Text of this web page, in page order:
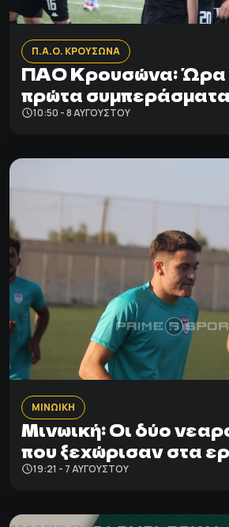
Π.Α.Ο. ΚΡΟΥΣΩΝΑ
ΠΑΟ Κρουσώνα: Ώρα
πρώτα
10:50 - 8 ΑΥΓΟΎΣΤΟΥ
ΜΙΝΩΙΚΗ
Μινωική: Οι δύο
που ξεχώρισαν στα
19:21 - 7 ΑΥΓΟΎΣΤΟΥ